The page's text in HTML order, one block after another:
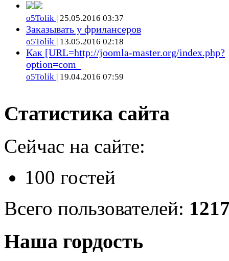
o5Tolik | 25.05.2016 03:37
Заказывать у фрилансеров
o5Tolik | 13.05.2016 02:18
Как [URL=http://joomla-master.org/index.php?
option=com_
o5Tolik | 19.04.2016 07:59
Статистика сайта
Сейчас на сайте:
100 гостей
Всего пользователей:
Наша гордость